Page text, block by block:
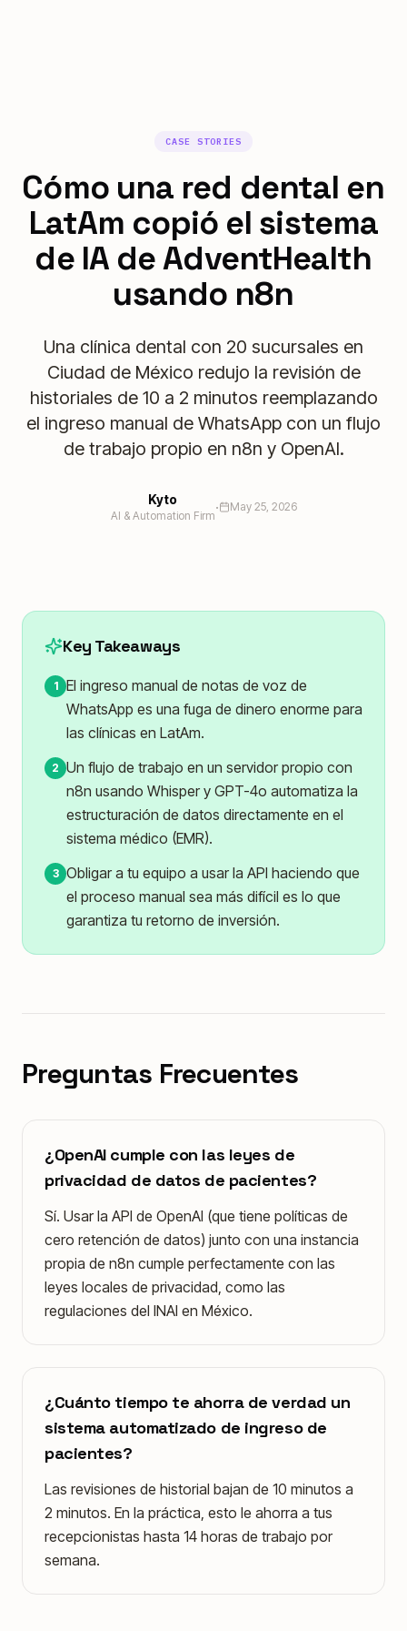
CASE STORIES
Cómo una red dental en
LatAm copió el sistema
de IA de AdventHealth
usando n8n
Una clínica dental con 20 sucursales en
Ciudad de México redujo la revisión de
historiales de 10 a 2 minutos reemplazando
el ingreso manual de WhatsApp con un flujo
de trabajo propio en n8n y OpenAI.
Kyto
AI & Automation Firm· May 25, 2026
Key Takeaways
1
El ingreso manual de notas de voz de
WhatsApp es una fuga de dinero enorme para
las clínicas en LatAm.
2 Un flujo de trabajo en un servidor propio con
n8n usando Whisper y GPT-4o automatiza la
estructuración de datos directamente en el
sistema médico (EMR).
3 Obligar a tu equipo a usar la API haciendo que
el proceso manual sea más difícil es lo que
garantiza tu retorno de inversión.
Preguntas Frecuentes
¿OpenAI cumple con las leyes de
privacidad de datos de pacientes?
Sí. Usar la API de OpenAI (que tiene políticas de
cero retención de datos) junto con una instancia
propia de n8n cumple perfectamente con las
leyes locales de privacidad, como las
regulaciones del INAI en México.
¿Cuánto tiempo te ahorra de verdad un
sistema automatizado de ingreso de
pacientes?
Las revisiones de historial bajan de 10 minutos a
2 minutos. En la práctica, esto le ahorra a tus
recepcionistas hasta 14 horas de trabajo por
semana.